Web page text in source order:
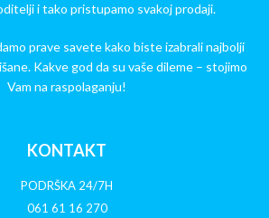
i tako pristupamo svakoj prodaji.
prave savete kako biste izabrali najbolji
Kakve god da su vaše dileme – stojimo
Vam na raspolaganju!
KONTAKT
PODRŠKA 24/7H
061 61 16 270